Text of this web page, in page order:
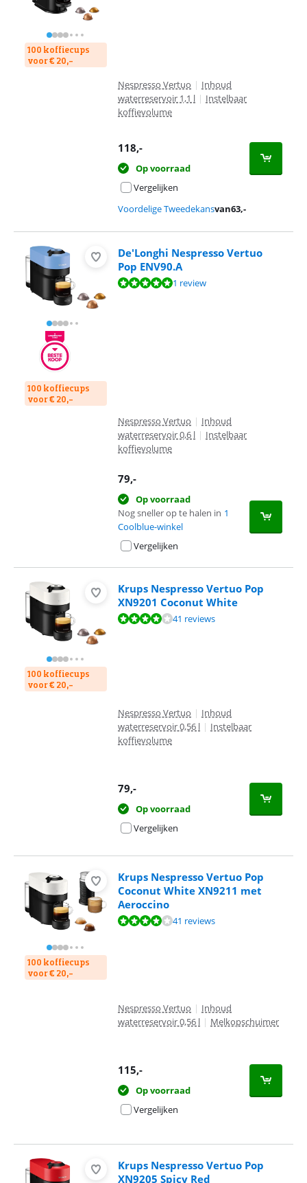
100 koffiecups
voor € 20,-
Nespresso Vertuo | Inhoud
waterreservoir 1,1 l | Instelbaar
koffievolume
118,-
Op voorraad
Vergelijken
Voordelige Tweedekansvan63,-
100 koffiecups
voor € 20,-
De'Longhi Nespresso Vertuo
Pop ENV90.A
Beoordeling is 9,6 van de 10, gebaseerd op 1 review.
1 review
Nespresso Vertuo | Inhoud
waterreservoir 0,6 l | Instelbaar
koffievolume
79,-
Op voorraad
Nog sneller op te halen in 1
Coolblue-winkel
Vergelijken
100 koffiecups
voor € 20,-
Krups Nespresso Vertuo Pop
XN9201 Coconut White
Beoordeling is 8,1 van de 10, gebaseerd op 41 reviews.
41 reviews
Nespresso Vertuo | Inhoud
waterreservoir 0,56 l | Instelbaar
koffievolume
79,-
Op voorraad
Vergelijken
100 koffiecups
voor € 20,-
Krups Nespresso Vertuo Pop
Coconut White XN9211 met
Aeroccino
Beoordeling is 8,1 van de 10, gebaseerd op 41 reviews.
41 reviews
Nespresso Vertuo | Inhoud
waterreservoir 0,56 l | Melkopschuimer
115,-
Op voorraad
Vergelijken
Krups Nespresso Vertuo Pop
XN9205 Spicy Red